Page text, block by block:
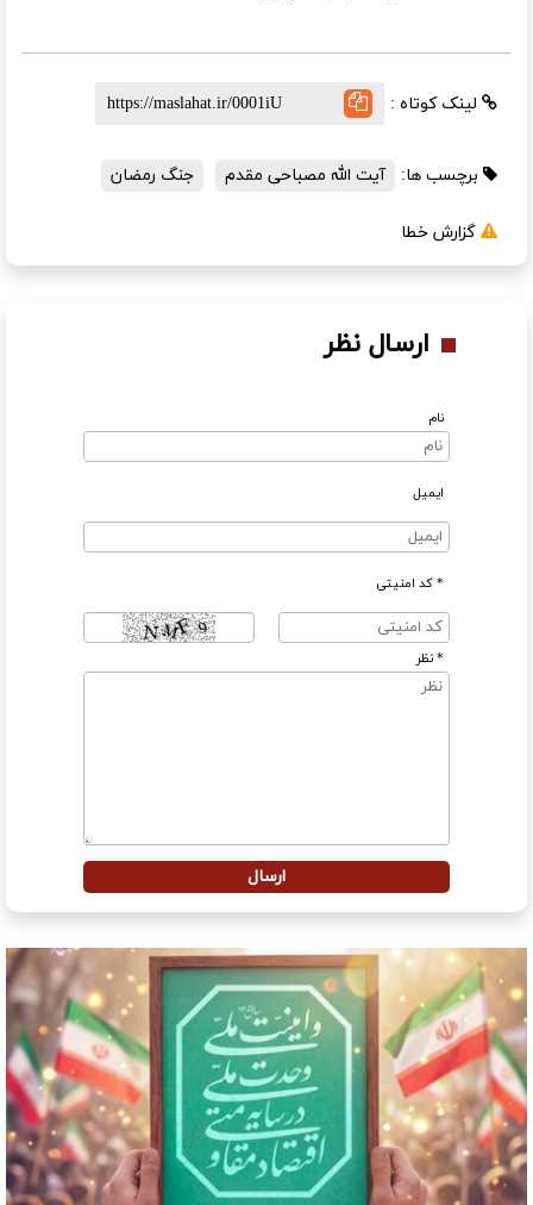
لینک کوتاه :
برچسب ها: آیت الله مصباحی مقدم جنگ رمضان
گزارش خطا
ارسال نظر
نام
ایمیل
* کد امنیتی
* نظر